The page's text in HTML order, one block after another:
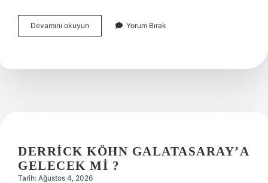
Devamını okuyun Galatasaray’da
oynayan
kimdir
Yorum Bırak
DERRICK KÖHN GALATASARAY’A
GELECEK MI ?
Tarih: Ağustos 4, 2026